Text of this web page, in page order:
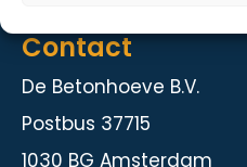
Contact
De Betonhoeve B.V.
Postbus 37715
1030 BG Amsterdam